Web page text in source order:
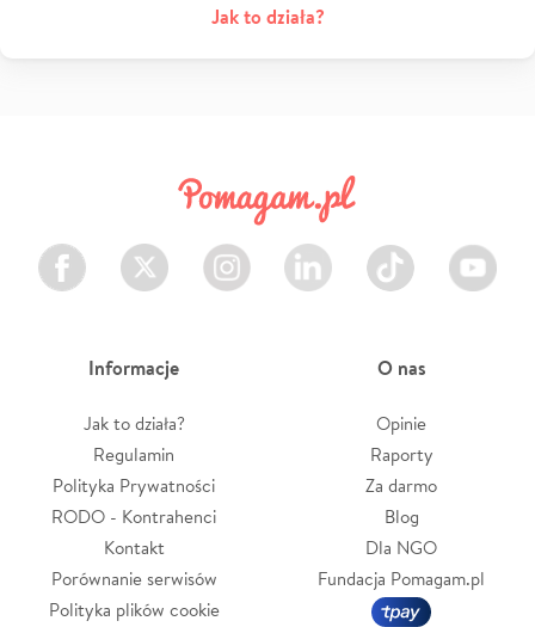
Jak to działa?
Facebook Twitter Instagram LinkedIn TikTok Youtube
Informacje
Jak to działa?
Regulamin
Polityka Prywatności
RODO - Kontrahenci
Kontakt
Porównanie serwisów
Polityka plików cookie
O nas
Opinie
Raporty
Za darmo
Blog
Dla NGO
Fundacja Pomagam.pl